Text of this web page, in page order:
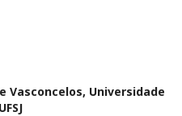
Vasconcelos, Universidade